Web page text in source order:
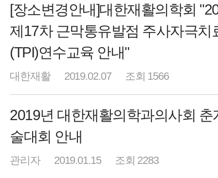
[장소변경안내]대한재활의학회
제17차 근막통유발점 주사자극치
(TPI)연수교육 안내"
대한재활 2019.02.07 조회 1566
2019년 대한재활의학과의사회 춘
술대회 안내
관리자 2019.01.15 조회 2283